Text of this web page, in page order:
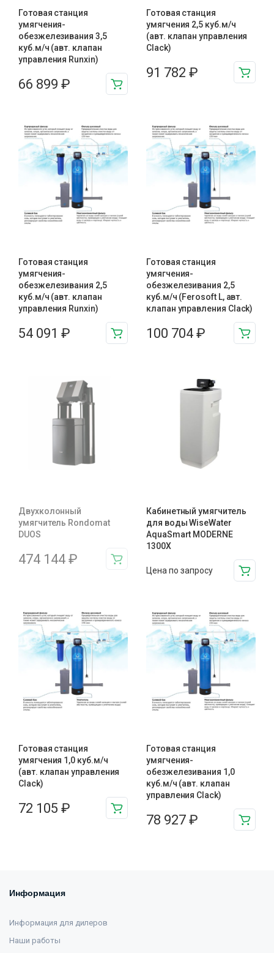
Готовая станция
умягчения-
обезжелезивания 3,5
куб.м/ч (авт. клапан
управления Runxin)
66 899 ₽
Готовая станция
умягчения 2,5 куб.м/ч
(авт. клапан управления
Clack)
91 782 ₽
Готовая станция
умягчения-
обезжелезивания 2,5
куб.м/ч (авт. клапан
управления Runxin)
54 091 ₽
Готовая станция
умягчения-
обезжелезивания 2,5
куб.м/ч (Ferosoft L, авт.
клапан управления Clack)
100 704 ₽
Двухколонный
умягчитель Rondomat
DUOS
474 144 ₽
Кабинетный умягчитель
для воды WiseWater
AquaSmart MODERNE
1300X
Цена по запросу
Готовая станция
умягчения 1,0 куб.м/ч
(авт. клапан управления
Clack)
72 105 ₽
Готовая станция
умягчения-
обезжелезивания 1,0
куб.м/ч (авт. клапан
управления Clack)
78 927 ₽
Информация
Информация для дилеров
Наши работы